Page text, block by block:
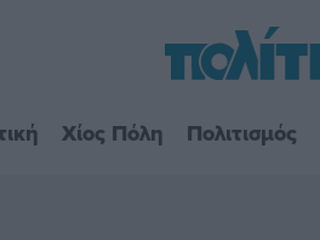
Χίος Πόλη Πολιτισμός